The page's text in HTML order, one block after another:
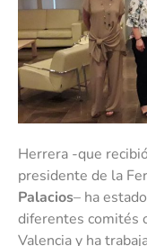
Herrera -que
presidente de la
Palacios– ha
diferentes comités
Valencia y ha